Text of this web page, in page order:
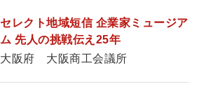
セレクト地域短信 企業家ミュージア
ム 先人の挑戦伝え25年
大阪府 大阪商工会議所